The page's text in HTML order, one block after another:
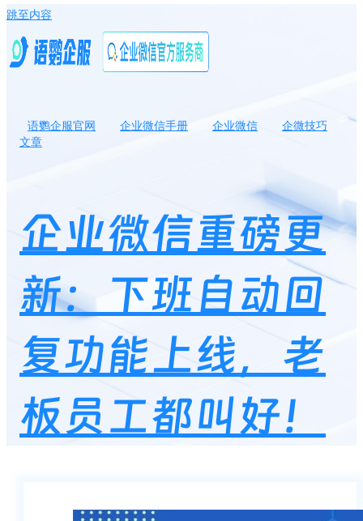
跳至内容
语鹦企服官网 企业微信手册 企业微信
企微技巧
文章
企业微信重磅更
新：下班自动回
复功能上线，老
板员工都叫好！